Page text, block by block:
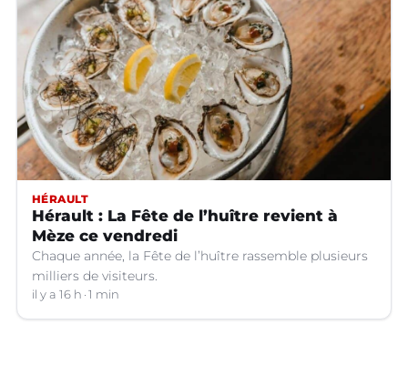
HÉRAULT
Hérault : La Fête de l’huître revient à
Mèze ce vendredi
Chaque année, la Fête de l’huître rassemble plusieurs
milliers de visiteurs.
il y a 16 h 1 min